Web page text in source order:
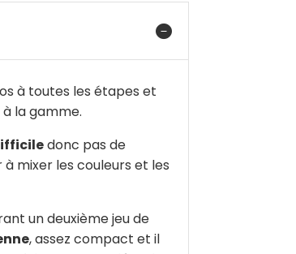
à toutes les étapes et
la gamme.
donc pas de
mixer les couleurs et les
un deuxième jeu de
, assez compact et il